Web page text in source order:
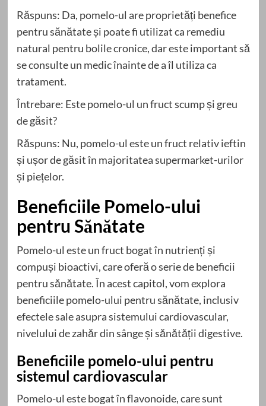
Răspuns: Da, pomelo-ul are proprietăți benefice
pentru sănătate și poate fi utilizat ca remediu
natural pentru bolile cronice, dar este important să
se consulte un medic înainte de a îl utiliza ca
tratament.
Întrebare: Este pomelo-ul un fruct scump și greu
de găsit?
Răspuns: Nu, pomelo-ul este un fruct relativ ieftin
și ușor de găsit în majoritatea supermarket-urilor
și piețelor.
Beneficiile Pomelo-ului
pentru Sănătate
Pomelo-ul este un fruct bogat în nutrienți și
compuși bioactivi, care oferă o serie de beneficii
pentru sănătate. În acest capitol, vom explora
beneficiile pomelo-ului pentru sănătate, inclusiv
efectele sale asupra sistemului cardiovascular,
nivelului de zahăr din sânge și sănătății digestive.
Beneficiile pomelo-ului pentru
sistemul cardiovascular
Pomelo-ul este bogat în flavonoide, care sunt